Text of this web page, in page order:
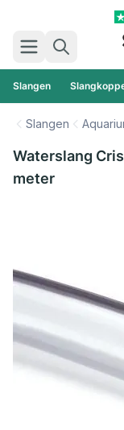
Zoek
Slangen
Slangen
Waterslang
meter